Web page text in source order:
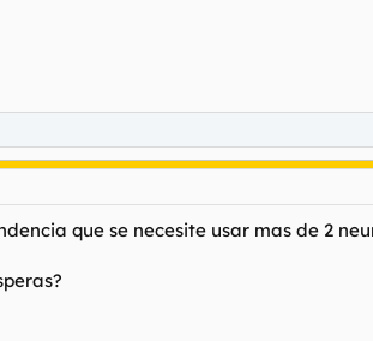
que se necesite usar mas de 2